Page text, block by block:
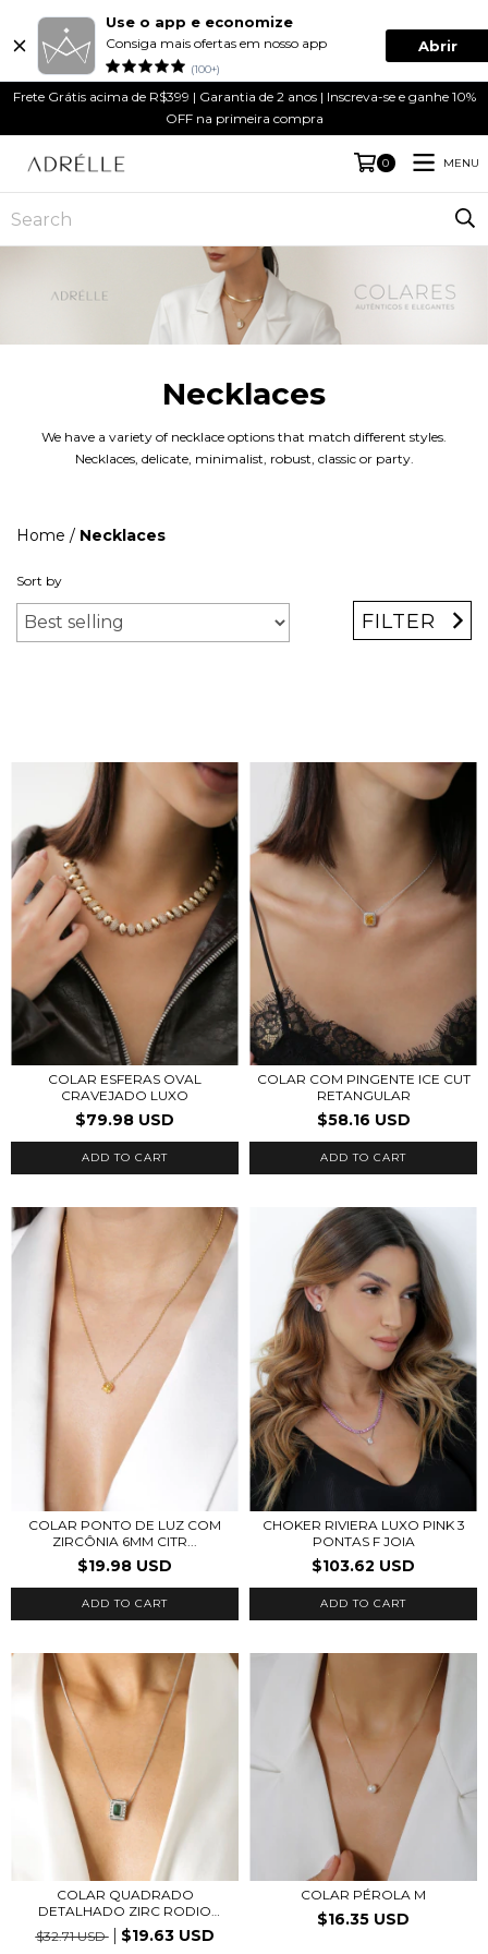
Use o app e economize
Consiga mais ofertas em nosso app
(100+)
Abrir
Frete Grátis acima de R$399 | Garantia de 2 anos | Inscreva-se e ganhe 10%
OFF na primeira compra
0 MENU
Necklaces
We have a variety of necklace options that match different styles.
Necklaces, delicate, minimalist, robust, classic or party.
Home / Necklaces
Sort by
FILTER
COLAR ESFERAS OVAL
CRAVEJADO LUXO
$79.98 USD
ADD TO CART
COLAR COM PINGENTE ICE CUT
RETANGULAR
$58.16 USD
ADD TO CART
COLAR PONTO DE LUZ COM
ZIRCÔNIA 6MM CITR...
$19.98 USD
ADD TO CART
CHOKER RIVIERA LUXO PINK 3
PONTAS F JOIA
$103.62 USD
COLAR QUADRADO
DETALHADO ZIRC RODIO
BRAN...
$32.71 USD $19.63 USD
COLAR PÉROLA M
$16.35 USD